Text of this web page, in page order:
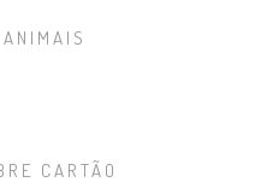
ANIMAIS
CARTÃO